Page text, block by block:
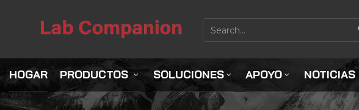
HOGAR PRODUCTOS SOLUCIONES APOYO NOTICIAS